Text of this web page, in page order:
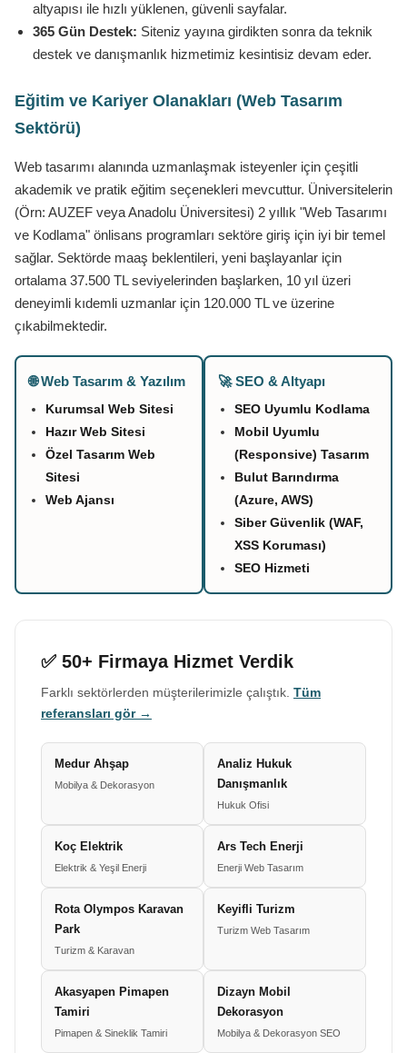
altyapısı ile hızlı yüklenen, güvenli sayfalar.
365 Gün Destek: Siteniz yayına girdikten sonra da teknik
destek ve danışmanlık hizmetimiz kesintisiz devam eder.
Eğitim ve Kariyer Olanakları (Web Tasarım
Sektörü)
Web tasarımı alanında uzmanlaşmak isteyenler için çeşitli
akademik ve pratik eğitim seçenekleri mevcuttur. Üniversitelerin
(Örn: AUZEF veya Anadolu Üniversitesi) 2 yıllık "Web Tasarımı
ve Kodlama" önlisans programları sektöre giriş için iyi bir temel
sağlar. Sektörde maaş beklentileri, yeni başlayanlar için
ortalama 37.500 TL seviyelerinden başlarken, 10 yıl üzeri
deneyimli kıdemli uzmanlar için 120.000 TL ve üzerine
çıkabilmektedir.
🌐 Web Tasarım & Yazılım
Kurumsal Web Sitesi
Hazır Web Sitesi
Özel Tasarım Web
Sitesi
Web Ajansı
🚀 SEO & Altyapı
SEO Uyumlu Kodlama
Mobil Uyumlu
(Responsive) Tasarım
Bulut Barındırma
(Azure, AWS)
Siber Güvenlik (WAF,
XSS Koruması)
SEO Hizmeti
✅ 50+ Firmaya Hizmet Verdik
Farklı sektörlerden müşterilerimizle çalıştık. Tüm
referansları gör →
Medur Ahşap
Mobilya & Dekorasyon
Analiz Hukuk
Danışmanlık
Hukuk Ofisi
Koç Elektrik
Elektrik & Yeşil Enerji
Ars Tech Enerji
Enerji Web Tasarım
Rota Olympos Karavan
Park
Turizm & Karavan
Keyifli Turizm
Turizm Web Tasarım
Akasyapen Pimapen
Tamiri
Pimapen & Sineklik Tamiri
Dizayn Mobil
Dekorasyon
Mobilya & Dekorasyon SEO